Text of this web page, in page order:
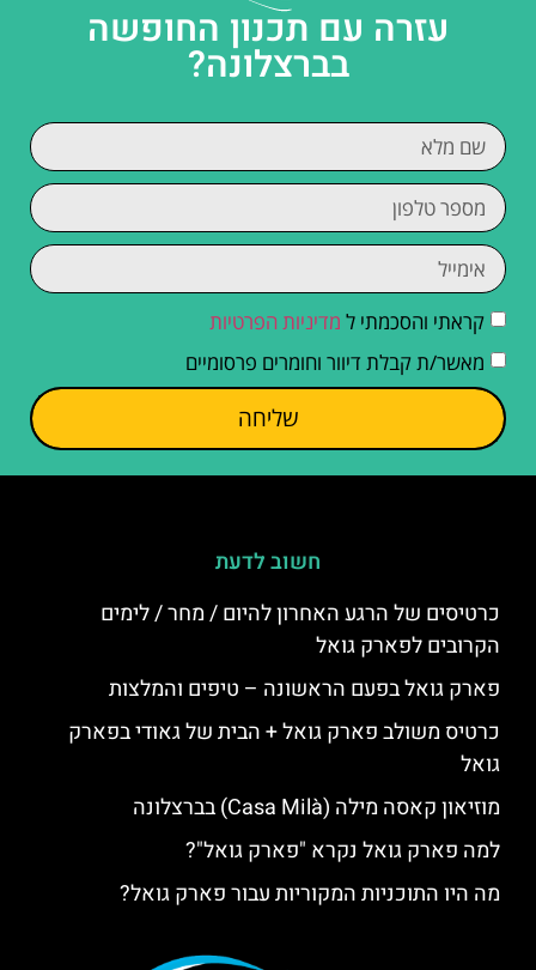
עזרה עם תכנון החופשה
בברצלונה?
קראתי והסכמתי ל מדיניות הפרטיות
מאשר/ת קבלת דיוור וחומרים פרסומיים
שליחה
חשוב לדעת
כרטיסים של הרגע האחרון להיום / מחר / לימים
הקרובים לפארק גואל
פארק גואל בפעם הראשונה – טיפים והמלצות
כרטיס משולב פארק גואל + הבית של גאודי בפארק
גואל
מוזיאון קאסה מילה (Casa Milà) בברצלונה
למה פארק גואל נקרא "פארק גואל"?
מה היו התוכניות המקוריות עבור פארק גואל?